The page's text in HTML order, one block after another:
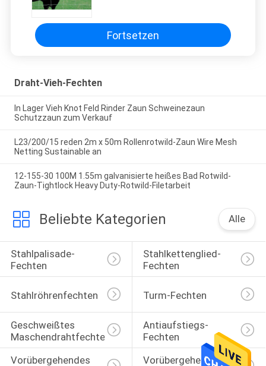
Fortsetzen
Draht-Vieh-Fechten
In Lager Vieh Knot Feld Rinder Zaun Schweinezaun
Schutzzaun zum Verkauf
L23/200/15 reden 2m x 50m Rollenrotwild-Zaun Wire Mesh
Netting Sustainable an
12-155-30 100M 1.55m galvanisierte heißes Bad Rotwild-
Zaun-Tightlock Heavy Duty-Rotwild-Filetarbeit
Beliebte Kategorien Alle
Stahlpalisade-
Fechten
Stahlkettenglied-
Fechten
Stahlröhrenfechten Turm-Fechten
Geschweißtes
Maschendrahtfechten
Antiaufstiegs-
Fechten
Vorübergehendes
Vorübergehendes